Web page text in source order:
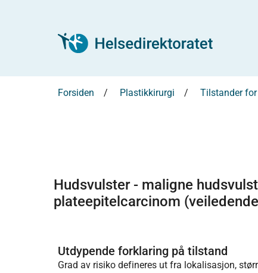
Forsiden Plastikkirurgi Tilstander
Hudsvulster - maligne
plateepitelcarcinom
Utdypende forklaring på tilstand
Grad av risiko defineres ut fra lokalisasjon,